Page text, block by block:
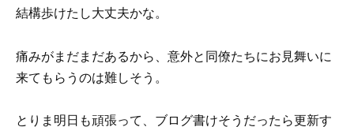
結構歩けたし大丈夫かな。
痛みがまだまだあるから、意外と同僚たちにお見舞いに
来てもらうのは難しそう。
とりま明日も頑張って、ブログ書けそうだったら更新す